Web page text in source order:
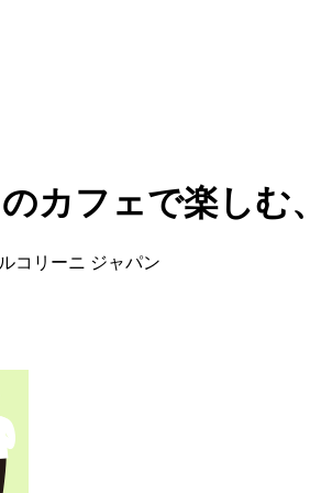
カフェで楽しむ
コリーニ ジャパン